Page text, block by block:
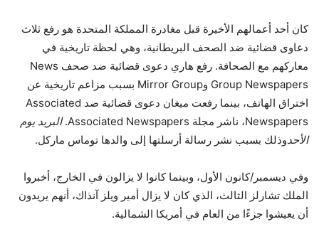
كان أحد أعمالهم الأخيرة قبل مغادرة المملكة المتحدة هو رفع ثلاث
دعاوى قضائية ضد الصحف البريطانية، وهي لحظة تاريخية في
معاركهم مع الصحافة. رفع هاري دعوى قضائية ضد صحف News
Group Newspapers وMirror Group بسبب مزاعم تاريخية عن
اختراق الهاتف، بينما رفعت ميغان دعوى قضائية ضد Associated
Newspapers، ناشر مجلة Associated Newspapers.
البريد يوم
الأحدوذلك بسبب نشر رسالة أرسلتها إلى والدها توماس ماركل.
وفي ديسمبر/كانون الأول، وبينما كانوا لا يزالون في الخارج، أخبروا
الملك تشارلز الثالث، الذي كان لا يزال أمير ويلز آنذاك، أنهم يريدون
أن يعيشوا جزءًا من العام في أمريكا الشمالية.